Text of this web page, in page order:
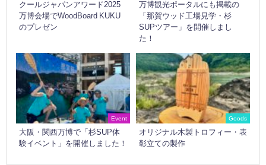
クールジャパンアワード2025
万博会場でWoodBoard KUKU
のプレゼン
万博観光ポータルにも掲載の
「那賀ウッド工場見学・杉
SUPツアー」を開催しまし
た！
Event
大阪・関西万博で「杉SUP体
験イベント」を開催しました！
Goods
オリジナル木製トロフィー・表
彰立ての製作